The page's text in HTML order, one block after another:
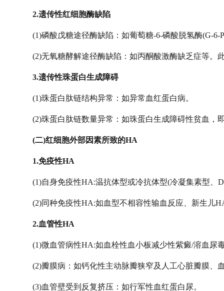
2.遗传性红细胞酶缺陷
(1)磷酸戊糖途径酶缺陷：如葡萄糖-6-磷酸脱氢酶(G-6-
(2)无氧糖酵解途径酶缺陷：如丙酮酸激酶缺乏症等。
3.遗传性珠蛋白生成障碍
(1)珠蛋白肽链结构异常：如异常血红蛋白病。
(2)珠蛋白肽链数量异常：如珠蛋白生成障碍性贫血，
(二)红细胞外部因素所致的HA
1.免疫性HA
(1)自身免疫性HA:温抗体型或冷抗体型(冷凝集素型、
(2)同种免疫性HA:如血型不相容性输血反应、新生儿
2.血管性HA
(1)微血管病性HA:如血栓性血小板减少性紫癜/溶血尿
(2)瓣膜病：如钙化性主动脉瓣狭窄及人工心脏瓣膜、
(3)血管壁受到反复挤压：如行军性血红蛋白尿。